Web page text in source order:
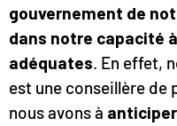
gouvernement de
dans notre capacité
adéquates. En effet,
est une conseillère de
nous avons à